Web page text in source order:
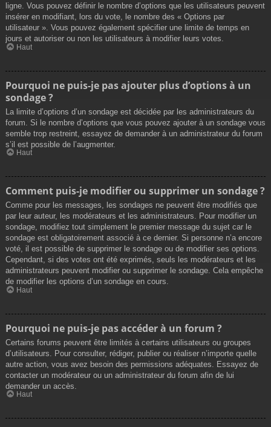
ligne. Vous pouvez définir le nombre d’options que les utilisateurs peuvent
insérer en modifiant, lors du vote, le nombre des « Options par
utilisateur ». Vous pouvez également spécifier une limite de temps en
jours et autoriser ou non les utilisateurs à modifier leurs votes.
Haut
Pourquoi ne puis-je pas ajouter plus d’options à un
sondage ?
La limite d’options d’un sondage est décidée par les administrateurs du
forum. Si le nombre d’options que vous pouvez ajouter à un sondage vous
semble trop restreint, essayez de demander à un administrateur du forum
s’il est possible de l’augmenter.
Haut
Comment puis-je modifier ou supprimer un sondage ?
Comme pour les messages, les sondages ne peuvent être modifiés que
par leur auteur, les modérateurs et les administrateurs. Pour modifier un
sondage, modifiez tout simplement le premier message du sujet car le
sondage est obligatoirement associé à ce dernier. Si personne n’a encore
voté, il est possible de supprimer le sondage ou de modifier ses options.
Cependant, si des votes ont été exprimés, seuls les modérateurs et les
administrateurs peuvent modifier ou supprimer le sondage. Cela empêche
de modifier les options d’un sondage en cours.
Haut
Pourquoi ne puis-je pas accéder à un forum ?
Certains forums peuvent être limités à certains utilisateurs ou groupes
d’utilisateurs. Pour consulter, rédiger, publier ou réaliser n’importe quelle
autre action, vous avez besoin des permissions adéquates. Essayez de
contacter un modérateur ou un administrateur du forum afin de lui
demander un accès.
Haut